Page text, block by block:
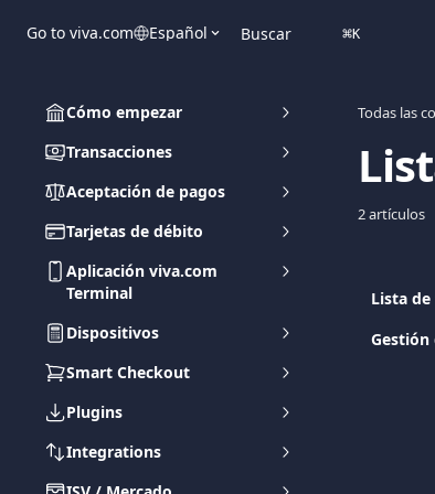
Go to viva.com Español Buscar ⌘K
Cómo empezar
Transacciones
Aceptación de pagos
Tarjetas de débito
Aplicación viva.com
Terminal
Dispositivos
Smart Checkout
Plugins
Integrations
Todas las
2 artículos
Lista
Gestión